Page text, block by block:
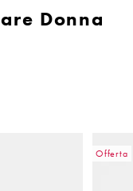
Donna
Offerta